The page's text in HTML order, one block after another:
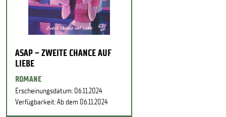
ASAP – ZWEITE CHANCE AUF
LIEBE
ROMANE
Erscheinungsdatum: 06.11.2024
Verfügbarkeit: Ab dem 06.11.2024